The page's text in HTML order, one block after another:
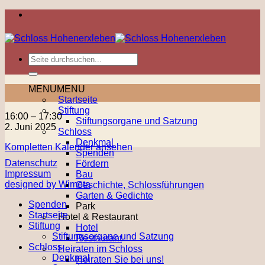
Zum
springen
MENUMENU
Startseite
Stiftung
Stiftungsorgane und Satzung
Schloss
Denkmal
Spenden
Fördern
Bau
Geschichte, Schlossführungen
Garten & Gedichte
Park
Hotel & Restaurant
Hotel
Restaurant
Heiraten im Schloss
Heiraten Sie bei uns!
Theater-
Kurs
Jugendliche
16:00 – 17:30
2. Juni 2025
Kompletten Kalender ansehen
Datenschutz
Impressum
designed by Wimeta
Spenden
Startseite
Stiftung
Stiftungsorgane und Satzung
Schloss
Denkmal